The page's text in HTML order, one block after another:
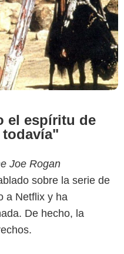
el espíritu de
Joe Rogan
sobre la serie de
a Netflix y ha
De hecho, la